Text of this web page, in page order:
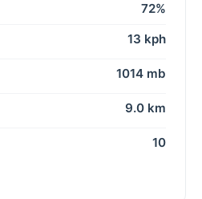
72%
13 kph
1014 mb
9.0 km
10